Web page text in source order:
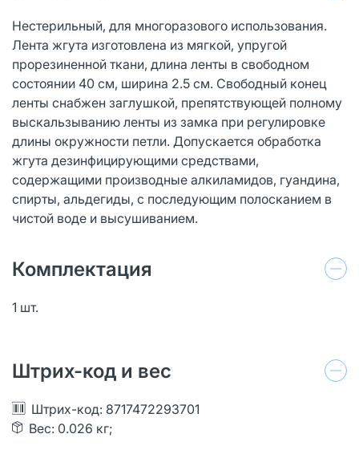
Нестерильный, для многоразового использования.
Лента жгута изготовлена из мягкой, упругой
прорезиненной ткани, длина ленты в свободном
состоянии 40 см, ширина 2.5 см. Свободный конец
ленты снабжен заглушкой, препятствующей полному
выскальзыванию ленты из замка при регулировке
длины окружности петли. Допускается обработка
жгута дезинфицирующими средствами,
содержащими производные алкиламидов, гуандина,
спирты, альдегиды, с последующим полосканием в
чистой воде и высушиванием.
Комплектация
1 шт.
Штрих-код и вес
Штрих-код: 8717472293701
Вес: 0.026 кг;